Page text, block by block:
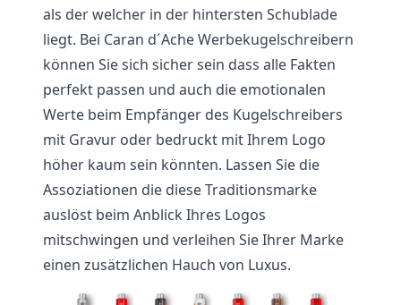
als der welcher in der hintersten Schublade
liegt. Bei Caran d´Ache Werbekugelschreibern
können Sie sich sicher sein dass alle Fakten
perfekt passen und auch die emotionalen
Werte beim Empfänger des Kugelschreibers
mit Gravur oder bedruckt mit Ihrem Logo
höher kaum sein könnten. Lassen Sie die
Assoziationen die diese Traditionsmarke
auslöst beim Anblick Ihres Logos
mitschwingen und verleihen Sie Ihrer Marke
einen zusätzlichen Hauch von Luxus.